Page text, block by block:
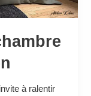
à ralentir